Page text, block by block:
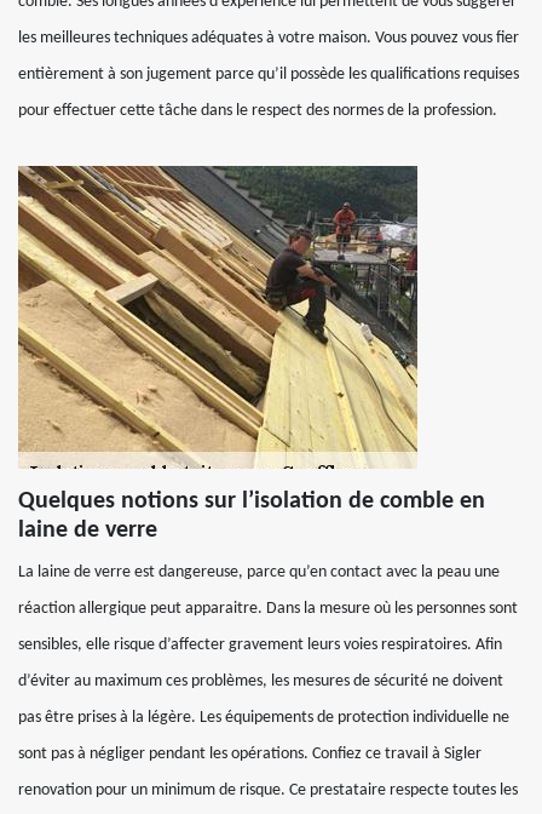
les meilleures techniques adéquates à votre maison. Vous pouvez vous fier
entièrement à son jugement parce qu’il possède les qualifications requises
pour effectuer cette tâche dans le respect des normes de la profession.
Quelques notions sur l’isolation de comble en
laine de verre
La laine de verre est dangereuse, parce qu’en contact avec la peau une
réaction allergique peut apparaitre. Dans la mesure où les personnes sont
sensibles, elle risque d’affecter gravement leurs voies respiratoires. Afin
d’éviter au maximum ces problèmes, les mesures de sécurité ne doivent
pas être prises à la légère. Les équipements de protection individuelle ne
sont pas à négliger pendant les opérations. Confiez ce travail à Sigler
renovation pour un minimum de risque. Ce prestataire respecte toutes les